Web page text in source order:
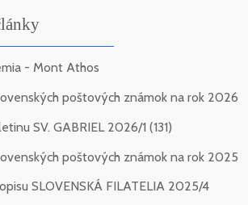
- Mont Athos
poštových známok na rok 2026
SV. GABRIEL 2026/1 (131)
poštových známok na rok 2025
SLOVENSKÁ FILATELIA 2025/4